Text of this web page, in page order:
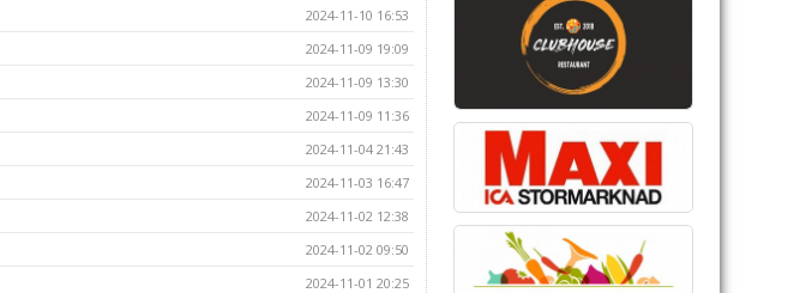
2024-11-10 16:53
2024-11-09 19:09
2024-11-09 13:30
2024-11-09 11:36
2024-11-04 21:43
2024-11-03 16:47
2024-11-02 12:38
2024-11-02 09:50
2024-11-01 20:25